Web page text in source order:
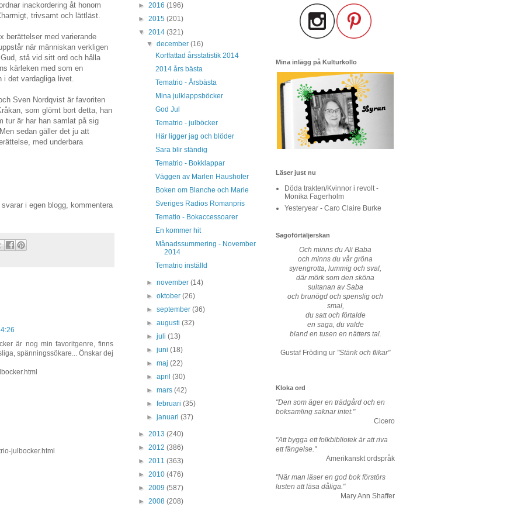
inackordering åt honom
trivsamt och lättläst.
berättelser med varierande
när människan verkligen
stå vid sitt ord och hålla
kärleken med som en
i det vardagliga livet.
Sven Nordqvist är favoriten
som glömt bort detta, han
tur är har han samlat på sig
sedan gäller det ju att
med underbara
i egen blogg, kommentera
är nog min favoritgenre, finns
spänningssökare... Önskar dej
julbocker.html
► 2016 (196)
► 2015 (201)
▼ 2014 (321)
▼december(16)
Kortfattad årsstatistik 2014
2014 års bästa
Tematrio - Årsbästa
Mina julklappsböcker
God Jul
Tematrio - julböcker
Här ligger jag och blöder
Sara blir ständig
Tematrio - Bokklappar
Väggen av Marlen Haushofer
Boken om Blanche och Marie
Sveriges Radios Romanpris
Tematio - Bokaccessoarer
En kommer hit
Månadssummering - November
2014
Tematrio inställd
►november(14)
►oktober(26)
►september(36)
►augusti(32)
►juli(13)
►juni(18)
►maj(22)
►april(30)
►mars(42)
►februari(35)
►januari(37)
► 2013 (240)
► 2012 (386)
► 2011 (363)
► 2010 (476)
► 2009 (587)
► 2008 (208)
Mina inlägg på Kulturkollo
Läser just nu
Döda trakten/Kvinnor i revolt -
Monika Fagerholm
Yesteryear - Caro Claire Burke
Sagoförtäljerskan
Och minns du Ali Baba
och minns du vår gröna
syrengrotta, lummig och sval,
där mörk som den sköna
sultanan av Saba
och brunögd och spenslig och
smal,
du satt och förtalde
en saga, du valde
bland en tusen en nätters tal.
Gustaf Fröding ur "Stänk och flikar"
Kloka ord
"Den som äger en trädgård och en
boksamling saknar intet."
Cicero
"Att bygga ett folkbibliotek är att riva
ett fängelse."
Amerikanskt ordspråk
"När man läser en god bok förstörs
lusten att läsa dåliga."
Mary Ann Shaffer